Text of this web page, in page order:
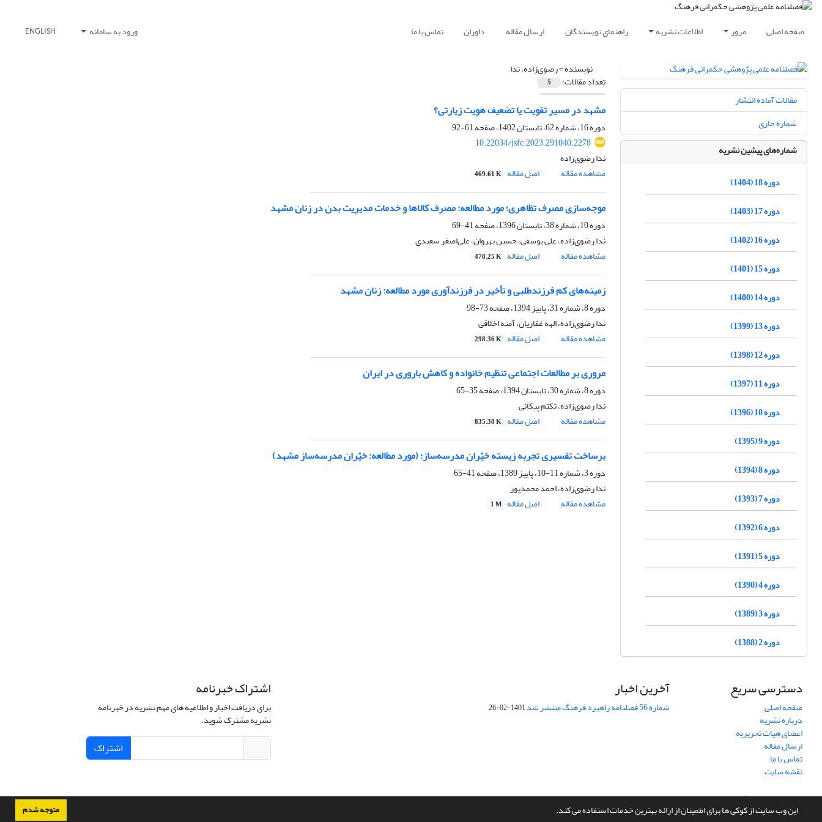
این وب سایت از کوکی ها برای اطمینان از ارائه بهترین خدمات استفاده می کند. متوجه شدم
صفحه اصلی مرور اطلاعات نشریه راهنمای نویسندگان ارسال مقاله داوران تماس با ما ورود به سامانه ENGLISH
نویسنده =رضوی‏‌زاده، ندا
تعداد مقالات: 5
مشهد در مسیر تقویت یا تضعیف هویت زیارتی؟
دوره 16، شماره 62، تابستان 1402، صفحه
61-92
10.22034/jsfc.2023.291040.2278
ندا رضوی‌زاده
مشاهده مقاله
اصل مقاله 469.61 K
موجه‌سازی مصرف تظاهری؛ مورد مطالعه: مصرف کالاها و خدمات مدیریت بدن در زنان مشهد
دوره 10، شماره 38، تابستان 1396، صفحه
41-69
ندا رضوی‌زاده، علی یوسفی، حسین بهروان، علی‌اصغر سعیدی
مشاهده مقاله
اصل مقاله 478.25 K
زمینه‌های کم فرزندطلبی و تأخیر در فرزندآوری مورد مطالعه: زنان مشهد
دوره 8، شماره 31، پاییز 1394، صفحه
73-98
ندا رضوی‌زاده، الهه غفاریان، آمنه اخلاقی
مشاهده مقاله
اصل مقاله 298.36 K
مروری بر مطالعات اجتماعی تنظیم خانواده و کاهش باروری در ایران
دوره 8، شماره 30، تابستان 1394، صفحه
35-65
ندا رضوی‌زاده، تکتم پیکانی
مشاهده مقاله
اصل مقاله 835.38 K
برساخت تفسیری تجربه زیسته خیّران مدرسه‌ساز؛ (مورد مطالعه: خیّران مدرسه‏‌ساز مشهد)
دوره 3، شماره 11-10، پاییز 1389، صفحه
41-65
ندا رضوی‏‌زاده، احمد محمدپور
مشاهده مقاله
اصل مقاله 1 M
مقالات آماده انتشار
شماره جاری
شماره‌های پیشین نشریه
دوره 18 (1404)
دوره 17 (1403)
دوره 16 (1402)
دوره 15 (1401)
دوره 14 (1400)
دوره 13 (1399)
دوره 12 (1398)
دوره 11 (1397)
دوره 10 (1396)
دوره 9 (1395)
دوره 8 (1394)
دوره 7 (1393)
دوره 6 (1392)
دوره 5 (1391)
دوره 4 (1390)
دوره 3 (1389)
دوره 2 (1388)
دسترسی سریع
صفحه اصلی
درباره نشریه
اعضای هیات تحریریه
ارسال مقاله
تماس با ما
نقشه سایت
آخرین اخبار
شماره 56 فصلنامه راهبرد فرهنگ منتشر شد 1401-02-26
اشتراک خبرنامه
برای دریافت اخبار و اطلاعیه های مهم نشریه در خبرنامه
نشریه مشترک شوید.
اشتراک
سامانه مدیریت نشریات علمی.طراحی و پیاده سازی ازسیناوب